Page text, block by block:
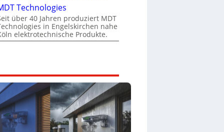
Technologies
über 40 Jahren produziert MDT
in Engelskirchen nahe
elektrotechnische Produkte.